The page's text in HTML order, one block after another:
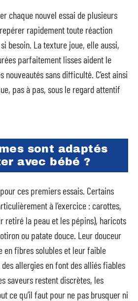
chaque nouvel essai de plusieurs
rapidement toute réaction
besoin. La texture joue, elle aussi,
parfaitement lisses aident le
nouveautés sans difficulté. C’est ainsi
pas à pas, sous le regard attentif
sont adaptés
avec bébé ?
ces premiers essais. Certains
à l’exercice : carottes,
retiré la peau et les pépins), haricots
ou patate douce. Leur douceur
en fibres solubles et leur faible
allergies en font des alliés fiables
saveurs restent discrètes, les
ce qu’il faut pour ne pas brusquer ni